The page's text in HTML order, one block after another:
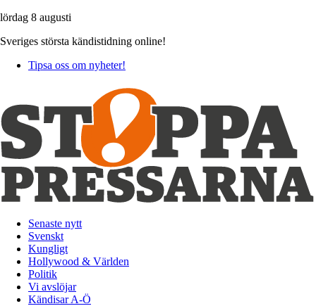
lördag 8 augusti
Sveriges största kändistidning online!
Tipsa oss om nyheter!
Senaste nytt
Svenskt
Kungligt
Hollywood & Världen
Politik
Vi avslöjar
Kändisar A-Ö